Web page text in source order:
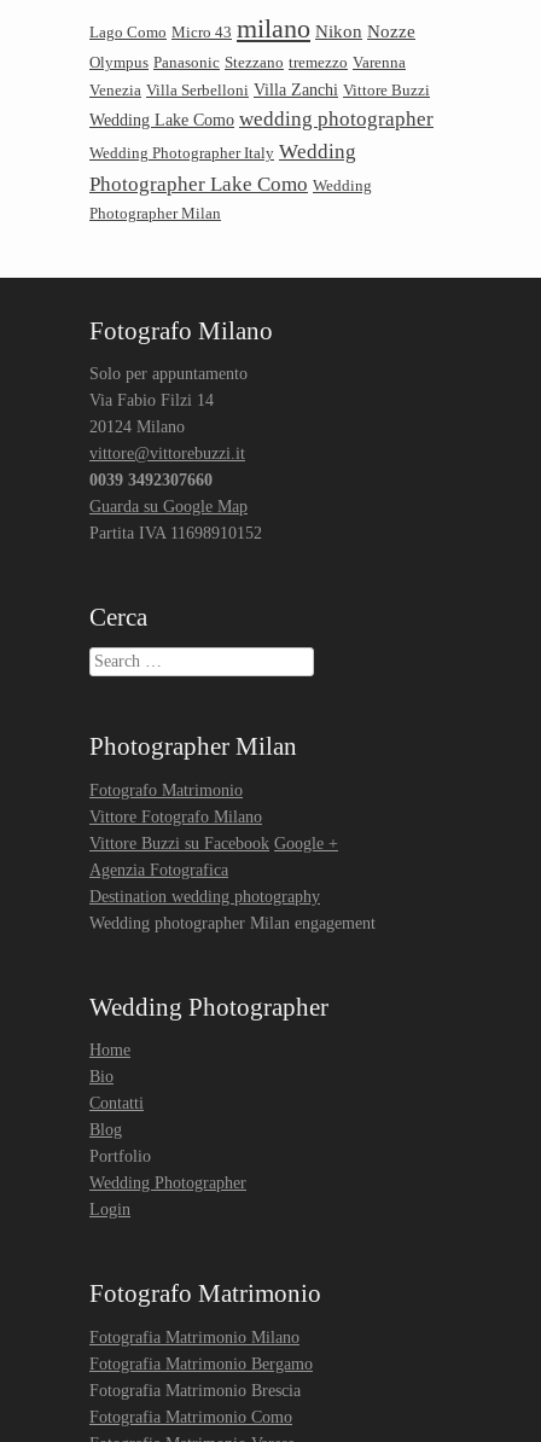
Lago Como Micro 43 milano Nikon Nozze
Olympus Panasonic Stezzano tremezzo Varenna
Venezia Villa Serbelloni Villa Zanchi Vittore Buzzi
Wedding Lake Como wedding photographer
Wedding Photographer Italy Wedding
Photographer Lake Como Wedding
Photographer Milan
Fotografo Milano
Solo per appuntamento
Via Fabio Filzi 14
20124 Milano
vittore@vittorebuzzi.it
0039 3492307660
Guarda su Google Map
Partita IVA 11698910152
Cerca
Search
Photographer Milan
Fotografo Matrimonio
Vittore Fotografo Milano
Vittore Buzzi su Facebook Google +
Agenzia Fotografica
Destination wedding photography
Wedding photographer Milan engagement
Wedding Photographer
Home
Bio
Contatti
Blog
Portfolio
Wedding Photographer
Login
Fotografo Matrimonio
Fotografia Matrimonio Milano
Fotografia Matrimonio Bergamo
Fotografia Matrimonio Brescia
Fotografia Matrimonio Como